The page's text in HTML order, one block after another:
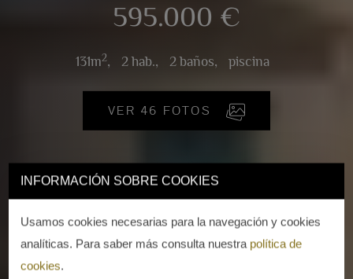
INFORMACIÓN SOBRE COOKIES
Usamos cookies necesarias para la navegación y cookies
analíticas. Para saber más consulta nuestra política de
cookies.
595.000 €
131m2, 2 hab., 2 baños, piscina
VER 46 FOTOS